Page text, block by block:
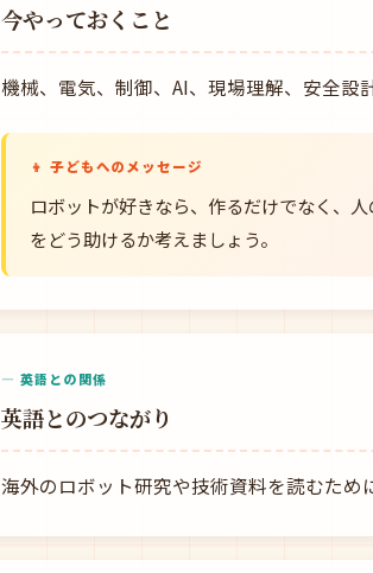
今やっておくこと
機械、電気、制御、AI、現場理解、安全設
👦 子どもへのメッセージ
ロボットが好きなら、作るだけでなく、
をどう助けるか考えましょう。
— 英語との関係
英語とのつながり
海外のロボット研究や技術資料を読むため